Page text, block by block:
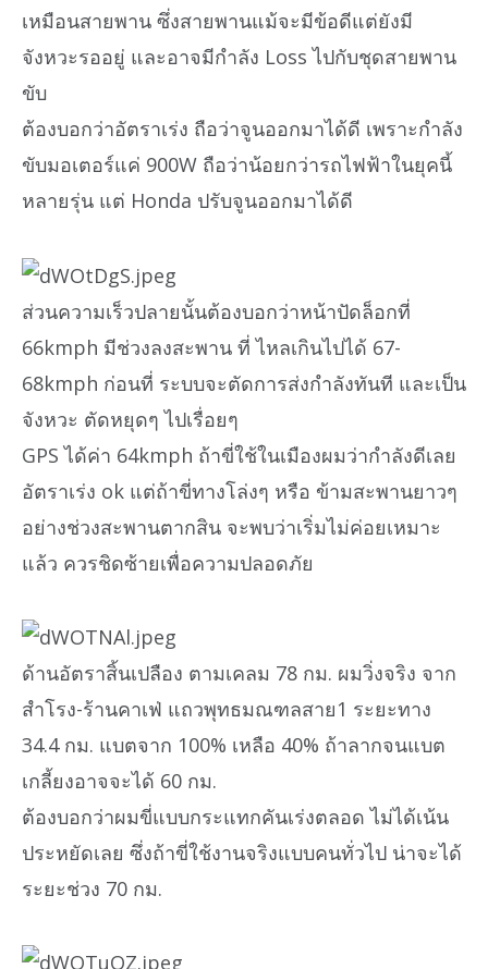
เหมือนสายพาน ซึ่งสายพานแม้จะมีข้อดีแต่ยังมี
จังหวะรออยู่ และอาจมีกำลัง Loss ไปกับชุดสายพาน
ขับ
ต้องบอกว่าอัตราเร่ง ถือว่าจูนออกมาได้ดี เพราะกำลัง
ขับมอเตอร์แค่ 900W ถือว่าน้อยกว่ารถไฟฟ้าในยุคนี้
หลายรุ่น แต่ Honda ปรับจูนออกมาได้ดี
ส่วนความเร็วปลายนั้นต้องบอกว่าหน้าปัดล็อกที่
66kmph มีช่วงลงสะพาน ที่ ไหลเกินไปได้ 67-
68kmph ก่อนที่ ระบบจะตัดการส่งกำลังทันที และเป็น
จังหวะ ตัดหยุดๆ ไปเรื่อยๆ
GPS ได้ค่า 64kmph ถ้าขี่ใช้ในเมืองผมว่ากำลังดีเลย
อัตราเร่ง ok แต่ถ้าขี่ทางโล่งๆ หรือ ข้ามสะพานยาวๆ
อย่างช่วงสะพานตากสิน จะพบว่าเริ่มไม่ค่อยเหมาะ
แล้ว ควรชิดซ้ายเพื่อความปลอดภัย
ด้านอัตราสิ้นเปลือง ตามเคลม 78 กม. ผมวิ่งจริง จาก
สำโรง-ร้านคาเฟ่ แถวพุทธมณฑลสาย1 ระยะทาง
34.4 กม. แบตจาก 100% เหลือ 40% ถ้าลากจนแบต
เกลี้ยงอาจจะได้ 60 กม.
ต้องบอกว่าผมขี่แบบกระแทกคันเร่งตลอด ไม่ได้เน้น
ประหยัดเลย ซึ่งถ้าขี่ใช้งานจริงแบบคนทั่วไป น่าจะได้
ระยะช่วง 70 กม.